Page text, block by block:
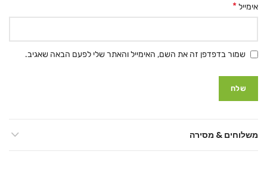
אימייל*
שמור בדפדפן זה את השם, האימייל והאתר שלי לפעם הבאה שאגיב.
משלוחים & מסירה